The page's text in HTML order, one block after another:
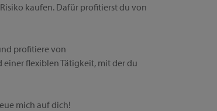
kaufen. Dafür profitierst du von
profitiere von
flexiblen Tätigkeit, mit der du
mich auf dich!